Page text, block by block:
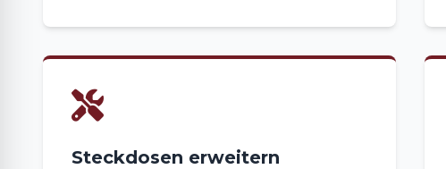
Steckdosen erweitern